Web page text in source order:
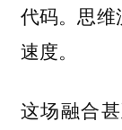
代码。思
速度。
这场融合